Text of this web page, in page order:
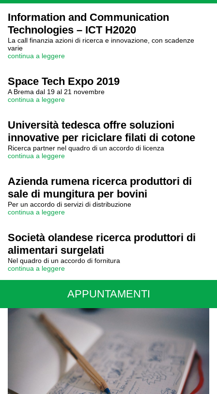
Information and Communication
Technologies – ICT H2020
La call finanzia azioni di ricerca e innovazione, con scadenze
varie
continua a leggere
Space Tech Expo 2019
A Brema dal 19 al 21 novembre
continua a leggere
Università tedesca offre soluzioni
innovative per riciclare filati di cotone
Ricerca partner nel quadro di un accordo di licenza
continua a leggere
Azienda rumena ricerca produttori di
sale di mungitura per bovini
Per un accordo di servizi di distribuzione
continua a leggere
Società olandese ricerca produttori di
alimentari surgelati
Nel quadro di un accordo di fornitura
continua a leggere
APPUNTAMENTI